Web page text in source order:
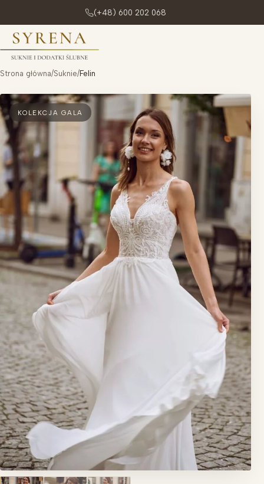
Przejdź do treści
(+48) 600 202 068
Strona główna/Suknie/Felin
KOLEKCJA GALA